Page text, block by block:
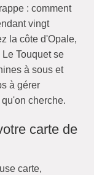
: comment
vingt
la côte d'Opale,
Touquet se
à sous et
à gérer
cherche.
carte de
carte,